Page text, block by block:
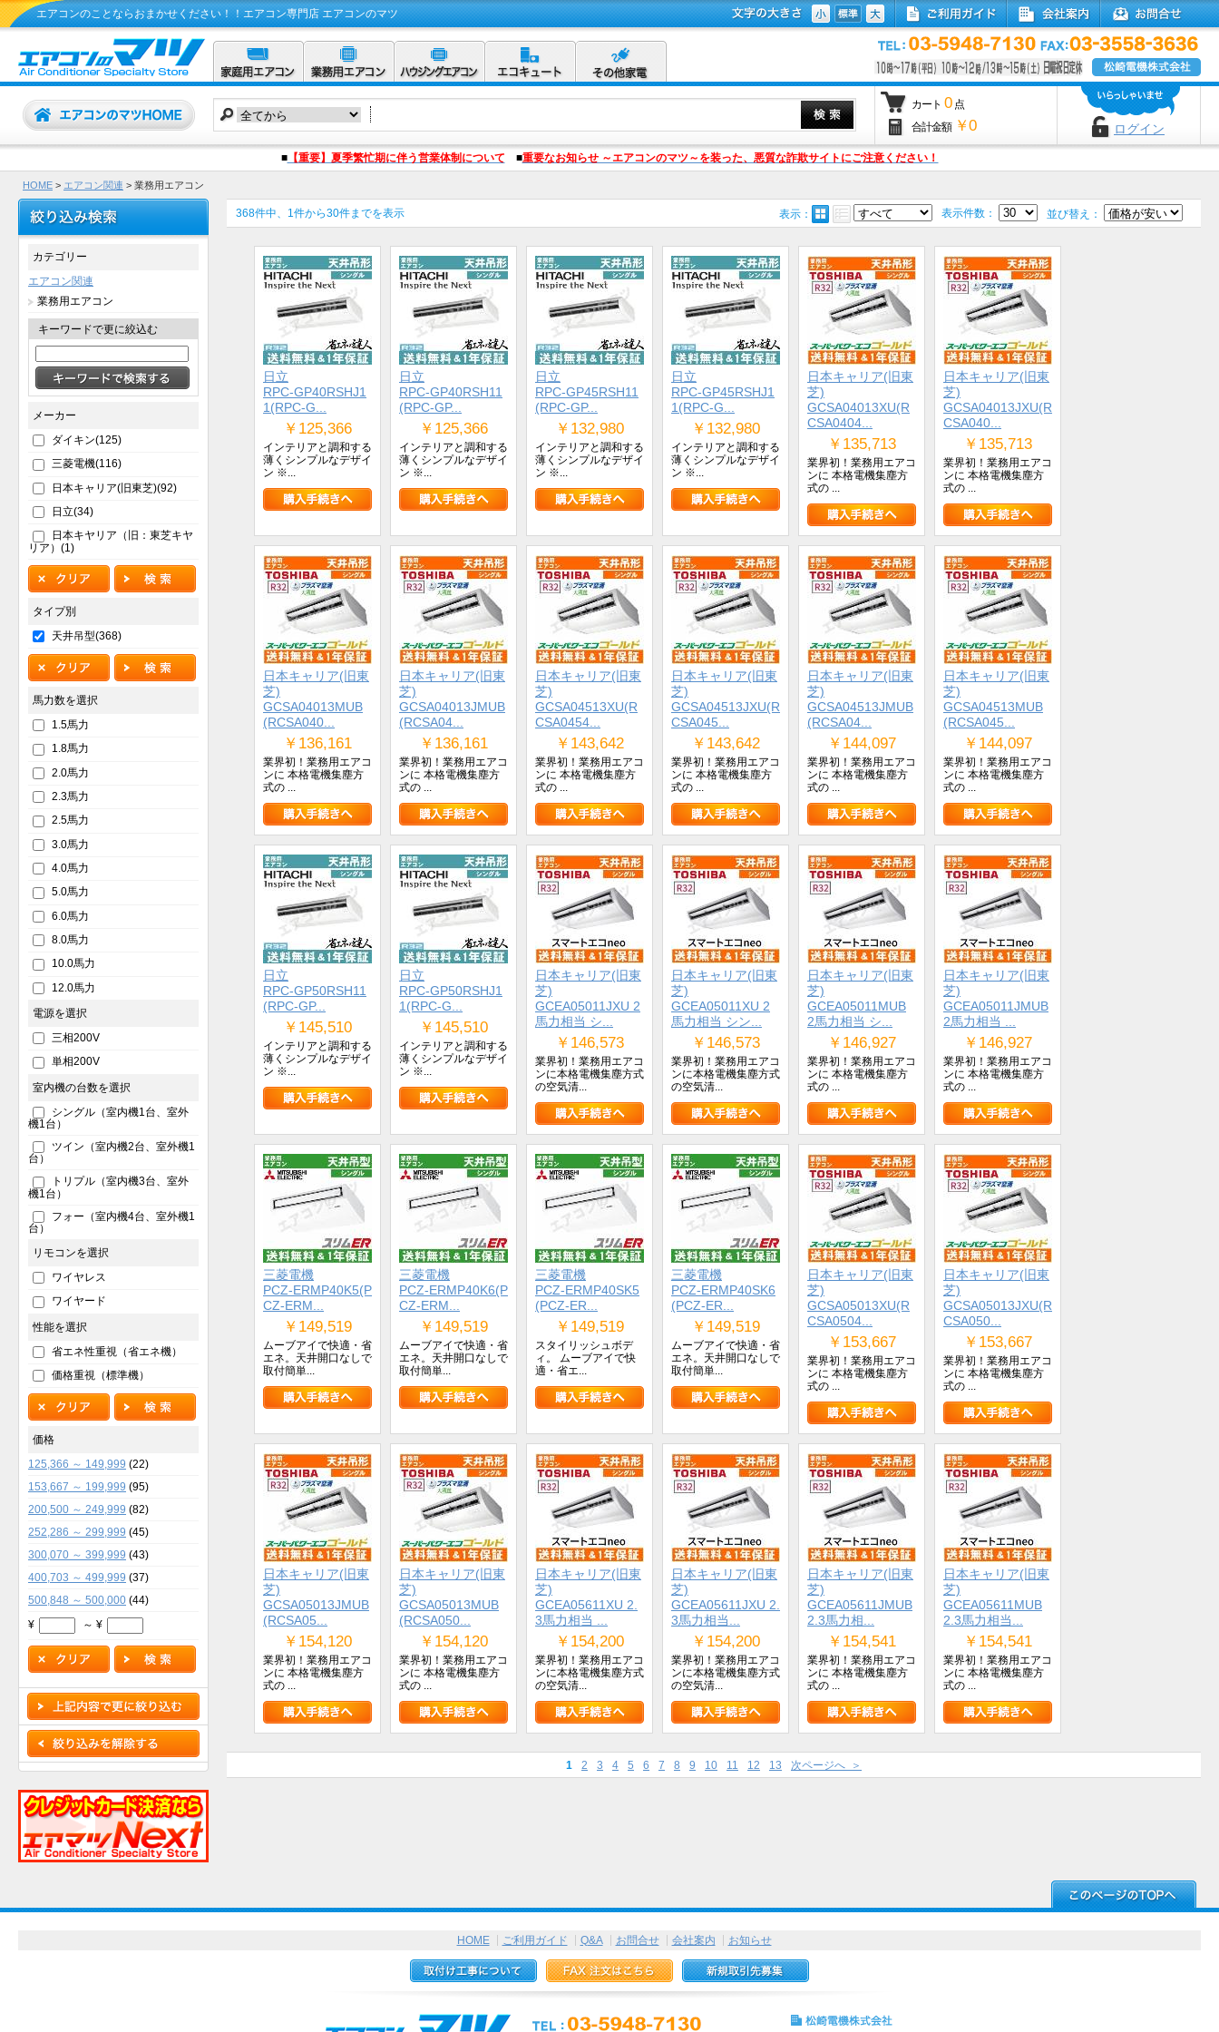
エアコンのことならおまかせください！！エアコン専門店 エアコンのマツ
カート 0 点
合計金額 ￥0 ログイン
■【重要】夏季繁忙期に伴う営業体制について ■重要なお知らせ ～エアコンのマツ～を装った、悪質な詐欺サイトにご注意ください！
HOME > エアコン関連 > 業務用エアコン
368件中、1件から30件までを表示 表示： 表示件数： 並び替え：
日立
RPC-GP40RSHJ1
1(RPC-G...
￥125,366
インテリアと調和する
薄くシンプルなデザイ
ン ※...
日立
RPC-GP40RSH11
(RPC-GP...
￥125,366
インテリアと調和する
薄くシンプルなデザイ
ン ※...
日立
RPC-GP45RSH11
(RPC-GP...
￥132,980
インテリアと調和する
薄くシンプルなデザイ
ン ※...
日立
RPC-GP45RSHJ1
1(RPC-G...
￥132,980
インテリアと調和する
薄くシンプルなデザイ
ン ※...
日本キャリア(旧東
芝)
GCSA04013XU(R
CSA0404...
￥135,713
業界初！業務用エアコ
ンに 本格電機集塵方
式の ...
日本キャリア(旧東
芝)
GCSA04013JXU(R
CSA040...
￥135,713
業界初！業務用エアコ
ンに 本格電機集塵方
式の ...
日本キャリア(旧東
芝)
GCSA04013MUB
(RCSA040...
￥136,161
業界初！業務用エアコ
ンに 本格電機集塵方
式の ...
日本キャリア(旧東
芝)
GCSA04013JMUB
(RCSA04...
￥136,161
業界初！業務用エアコ
ンに 本格電機集塵方
式の ...
日本キャリア(旧東
芝)
GCSA04513XU(R
CSA0454...
￥143,642
業界初！業務用エアコ
ンに 本格電機集塵方
式の ...
日本キャリア(旧東
芝)
GCSA04513JXU(R
CSA045...
￥143,642
業界初！業務用エアコ
ンに 本格電機集塵方
式の ...
日本キャリア(旧東
芝)
GCSA04513JMUB
(RCSA04...
￥144,097
業界初！業務用エアコ
ンに 本格電機集塵方
式の ...
日本キャリア(旧東
芝)
GCSA04513MUB
(RCSA045...
￥144,097
業界初！業務用エアコ
ンに 本格電機集塵方
式の ...
日立
RPC-GP50RSH11
(RPC-GP...
￥145,510
インテリアと調和する
薄くシンプルなデザイ
ン ※...
日立
RPC-GP50RSHJ1
1(RPC-G...
￥145,510
インテリアと調和する
薄くシンプルなデザイ
ン ※...
日本キャリア(旧東
芝)
GCEA05011JXU 2
馬力相当 シ...
￥146,573
業界初！業務用エアコ
ンに本格電機集塵方式
の空気清...
日本キャリア(旧東
芝)
GCEA05011XU 2
馬力相当 シン...
￥146,573
業界初！業務用エアコ
ンに本格電機集塵方式
の空気清...
日本キャリア(旧東
芝)
GCEA05011MUB
2馬力相当 シ...
￥146,927
業界初！業務用エアコ
ンに 本格電機集塵方
式の ...
日本キャリア(旧東
芝)
GCEA05011JMUB
2馬力相当 ...
￥146,927
業界初！業務用エアコ
ンに 本格電機集塵方
式の ...
三菱電機
PCZ-ERMP40K5(P
CZ-ERM...
￥149,519
ムーブアイで快適・省
エネ。天井開口なしで
取付簡単...
三菱電機
PCZ-ERMP40K6(P
CZ-ERM...
￥149,519
ムーブアイで快適・省
エネ。天井開口なしで
取付簡単...
三菱電機
PCZ-ERMP40SK5
(PCZ-ER...
￥149,519
スタイリッシュボデ
ィ。 ムーブアイで快
適・省エ...
三菱電機
PCZ-ERMP40SK6
(PCZ-ER...
￥149,519
ムーブアイで快適・省
エネ。天井開口なしで
取付簡単...
日本キャリア(旧東
芝)
GCSA05013XU(R
CSA0504...
￥153,667
業界初！業務用エアコ
ンに 本格電機集塵方
式の ...
日本キャリア(旧東
芝)
GCSA05013JXU(R
CSA050...
￥153,667
業界初！業務用エアコ
ンに 本格電機集塵方
式の ...
日本キャリア(旧東
芝)
GCSA05013JMUB
(RCSA05...
￥154,120
業界初！業務用エアコ
ンに 本格電機集塵方
式の ...
日本キャリア(旧東
芝)
GCSA05013MUB
(RCSA050...
￥154,120
業界初！業務用エアコ
ンに 本格電機集塵方
式の ...
日本キャリア(旧東
芝)
GCEA05611XU 2.
3馬力相当 ...
￥154,200
業界初！業務用エアコ
ンに本格電機集塵方式
の空気清...
日本キャリア(旧東
芝)
GCEA05611JXU 2.
3馬力相当...
￥154,200
業界初！業務用エアコ
ンに本格電機集塵方式
の空気清...
日本キャリア(旧東
芝)
GCEA05611JMUB
2.3馬力相...
￥154,541
業界初！業務用エアコ
ンに 本格電機集塵方
式の ...
日本キャリア(旧東
芝)
GCEA05611MUB
2.3馬力相当...
￥154,541
業界初！業務用エアコ
ンに 本格電機集塵方
式の ...
1 2 3 4 5 6 7 8 9 10 11 12 13 次ページへ ＞
カテゴリー
エアコン関連
業務用エアコン
キーワードで更に絞込む
メーカー
ダイキン(125)
三菱電機(116)
日本キャリア(旧東芝)(92)
日立(34)
日本キヤリア（旧：東芝キヤ
リア）(1)
タイプ別
天井吊型(368)
馬力数を選択
1.5馬力
1.8馬力
2.0馬力
2.3馬力
2.5馬力
3.0馬力
4.0馬力
5.0馬力
6.0馬力
8.0馬力
10.0馬力
12.0馬力
電源を選択
三相200V
単相200V
室内機の台数を選択
シングル（室内機1台、室外
機1台）
ツイン（室内機2台、室外機1
台）
トリプル（室内機3台、室外
機1台）
フォー（室内機4台、室外機1
台）
リモコンを選択
ワイヤレス
ワイヤード
性能を選択
省エネ性重視（省エネ機）
価格重視（標準機）
価格
125,366 ～ 149,999 (22)
153,667 ～ 199,999 (95)
200,500 ～ 249,999 (82)
252,286 ～ 299,999 (45)
300,070 ～ 399,999 (43)
400,703 ～ 499,999 (37)
500,848 ～ 500,000 (44)
¥
～ ¥
HOME ご利用ガイド Q&A お問合せ 会社案内 お知らせ